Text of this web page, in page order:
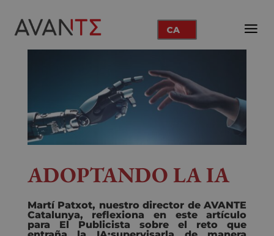
CA
ADOPTANDO LA IA
Martí Patxot, nuestro director de AVANTE
Catalunya, reflexiona en este artículo
para El Publicista sobre el reto que